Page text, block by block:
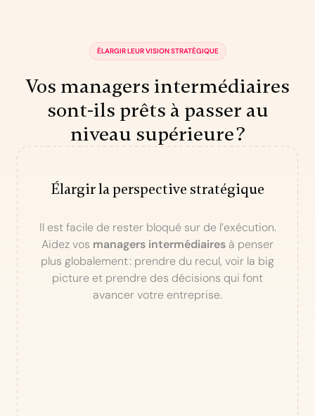
ÉLARGIR LEUR VISION STRATÉGIQUE
Vos managers intermédiaires
sont-ils prêts à passer au
niveau supérieure ?
Élargir la perspective stratégique
Il est facile de rester bloqué sur de l’exécution.
Aidez vos managers intermédiaires à penser
plus globalement : prendre du recul, voir la big
picture et prendre des décisions qui font
avancer votre entreprise.